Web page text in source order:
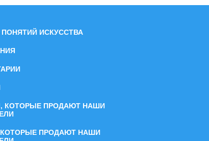
ИСКУССТВА
КОТОРЫЕ ПРОДАЮТ НАШИ
ПРОДАЮТ НАШИ